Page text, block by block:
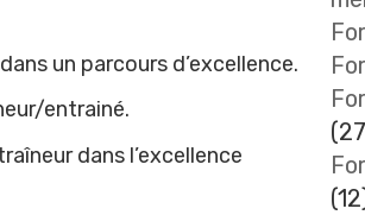
un parcours d’excellence.
entrainé.
dans l’excellence